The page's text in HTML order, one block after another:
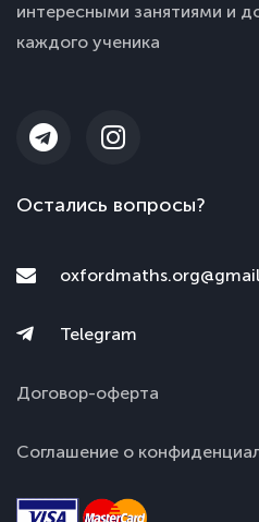
интересными занятиями и
каждого ученика
Остались вопросы?
Telegram
Договор-оферта
Соглашение о